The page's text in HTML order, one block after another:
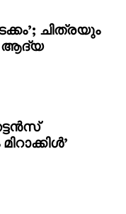
ചിത്രയും
ആദ്യ